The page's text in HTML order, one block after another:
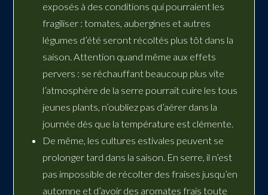
exposés à des conditions qui pourraient les
fragiliser : tomates, aubergines et autres
légumes d’été seront récoltés plus tôt dans la
saison. Attention quand même aux effets
pervers : se réchauffant beaucoup plus vite
l’atmosphère de la serre pourrait cuire les tous
jeunes plants, n’oubliez pas d’aérer dans la
journée dès que la température est clémente.
De même, les cultures estivales peuvent se
prolonger tard dans la saison. En serre, il n’est
pas impossible de récolter des fraises jusqu’en
automne et d’avoir des aromates frais toute